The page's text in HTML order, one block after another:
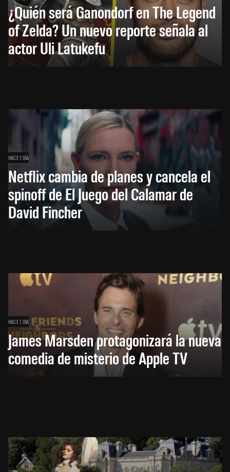
¿Quién será Ganondorf en The Legend
of Zelda? Un nuevo reporte señala al
actor Uli Latukefu
HACE 1 DÍA
Netflix cambia de planes y cancela el
spinoff de El Juego del Calamar de
David Fincher
HACE 1 DÍA
James Marsden protagonizará la nueva
comedia de misterio de Apple TV